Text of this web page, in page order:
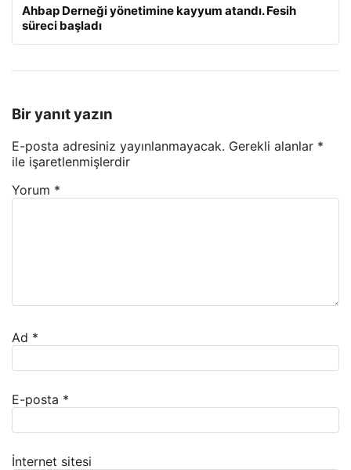
Ahbap Derneği yönetimine kayyum atandı. Fesih
süreci başladı
Bir yanıt yazın
E-posta adresiniz yayınlanmayacak. Gerekli alanlar *
ile işaretlenmişlerdir
Yorum *
Ad *
E-posta *
İnternet sitesi